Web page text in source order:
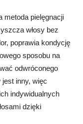
metoda pielęgnacji
włosy bez
poprawia kondycję
sposobu na
odwróconego
inny, więc
indywidualnych
dzięki